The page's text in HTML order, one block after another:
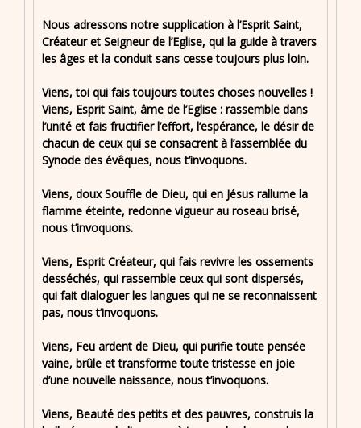
Nous adressons notre supplication à l’Esprit Saint,
Créateur et Seigneur de l’Eglise, qui la guide à travers
les âges et la conduit sans cesse toujours plus loin.
Viens, toi qui fais toujours toutes choses nouvelles !
Viens, Esprit Saint, âme de l’Eglise : rassemble dans
l’unité et fais fructifier l’effort, l’espérance, le désir de
chacun de ceux qui se consacrent à l’assemblée du
Synode des évêques, nous t’invoquons.
Viens, doux Souffle de Dieu, qui en Jésus rallume la
flamme éteinte, redonne vigueur au roseau brisé,
nous t’invoquons.
Viens, Esprit Créateur, qui fais revivre les ossements
desséchés, qui rassemble ceux qui sont dispersés,
qui fait dialoguer les langues qui ne se reconnaissent
pas, nous t’invoquons.
Viens, Feu ardent de Dieu, qui purifie toute pensée
vaine, brûle et transforme toute tristesse en joie
d’une nouvelle naissance, nous t’invoquons.
Viens, Beauté des petits et des pauvres, construis la